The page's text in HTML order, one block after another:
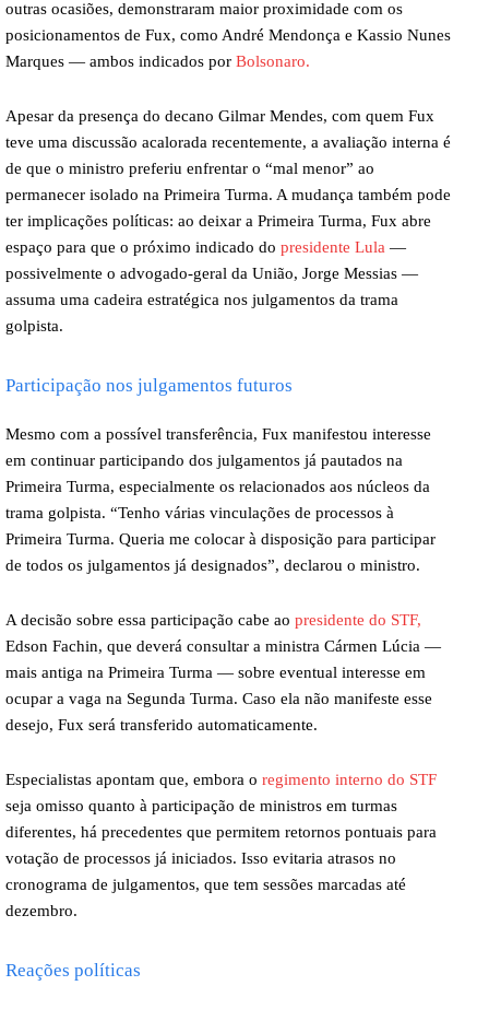
outras ocasiões, demonstraram maior proximidade com os
posicionamentos de Fux, como André Mendonça e Kassio Nunes
Marques — ambos indicados por Bolsonaro.
Apesar da presença do decano Gilmar Mendes, com quem Fux
teve uma discussão acalorada recentemente, a avaliação interna é
de que o ministro preferiu enfrentar o “mal menor” ao
permanecer isolado na Primeira Turma. A mudança também pode
ter implicações políticas: ao deixar a Primeira Turma, Fux abre
espaço para que o próximo indicado do presidente Lula —
possivelmente o advogado-geral da União, Jorge Messias —
assuma uma cadeira estratégica nos julgamentos da trama
golpista.
Participação nos julgamentos futuros
Mesmo com a possível transferência, Fux manifestou interesse
em continuar participando dos julgamentos já pautados na
Primeira Turma, especialmente os relacionados aos núcleos da
trama golpista. “Tenho várias vinculações de processos à
Primeira Turma. Queria me colocar à disposição para participar
de todos os julgamentos já designados”, declarou o ministro.
A decisão sobre essa participação cabe ao presidente do STF,
Edson Fachin, que deverá consultar a ministra Cármen Lúcia —
mais antiga na Primeira Turma — sobre eventual interesse em
ocupar a vaga na Segunda Turma. Caso ela não manifeste esse
desejo, Fux será transferido automaticamente.
Especialistas apontam que, embora o regimento interno do STF
seja omisso quanto à participação de ministros em turmas
diferentes, há precedentes que permitem retornos pontuais para
votação de processos já iniciados. Isso evitaria atrasos no
cronograma de julgamentos, que tem sessões marcadas até
dezembro.
Reações políticas